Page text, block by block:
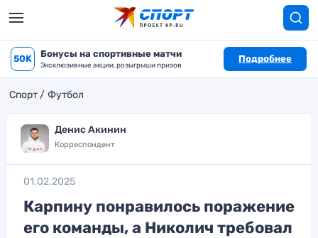
50K Бонусы на спортивные матчи
Эксклюзивные акции, розыгрыши призов
Подробнее
Спорт Футбол
Денис Акинин
Корреспондент
01.02.2025
Карпину понравилось поражение
его команды, а Николич требовал